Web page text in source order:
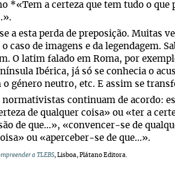
*«Tem a certeza que tem tudo o que
a esta perda de preposição. Muitas
caso de imagens e da legendagem.
O latim falado em Roma, por
Ibérica, já só se conhecia o
género neutro, etc. E assim se
continuam de acordo:
de qualquer coisa» ou «ter a
de que…», «convencer-se de
ou «aperceber-se de que...».
a TLEBS, Lisboa, Plátano Editora.